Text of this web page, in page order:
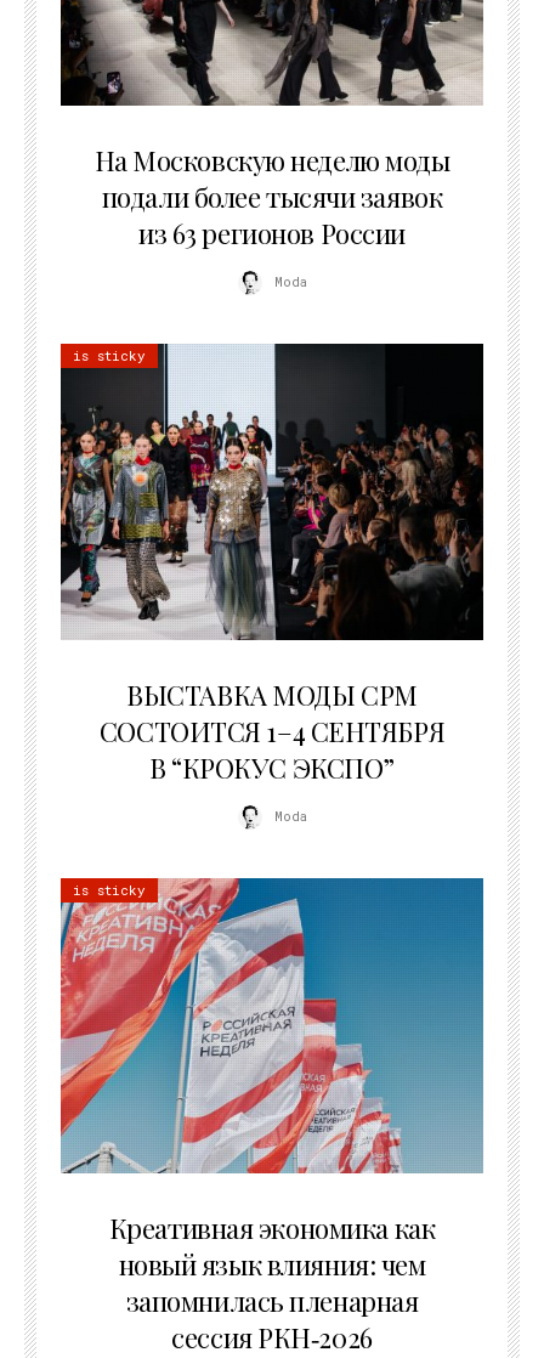
На Московскую неделю моды
подали более тысячи заявок
из 63 регионов России
Moda
is sticky
ВЫСТАВКА МОДЫ CPM
СОСТОИТСЯ 1–4 СЕНТЯБРЯ
В “КРОКУС ЭКСПО”
Moda
is sticky
Креативная экономика как
новый язык влияния: чем
запомнилась пленарная
сессия РКН‑2026